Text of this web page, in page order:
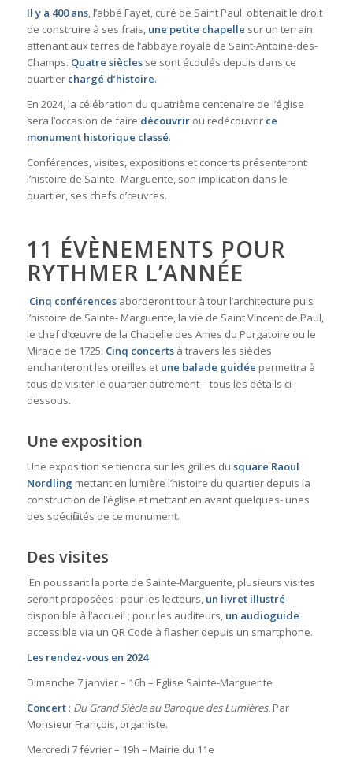
Il y a 400 ans, l’abbé Fayet, curé de Saint Paul, obtenait le droit
de construire à ses frais, une petite chapelle sur un terrain
attenant aux terres de l’abbaye royale de Saint-Antoine-des-
Champs. Quatre siècles se sont écoulés depuis dans ce
quartier chargé d’histoire.
En 2024, la célébration du quatrième centenaire de l’église
sera l’occasion de faire découvrir ou redécouvrir ce
monument historique classé.
Conférences, visites, expositions et concerts présenteront
l’histoire de Sainte- Marguerite, son implication dans le
quartier, ses chefs d’œuvres.
11 ÉVÈNEMENTS POUR
RYTHMER L’ANNÉE
Cinq conférences aborderont tour à tour l’architecture puis
l’histoire de Sainte- Marguerite, la vie de Saint Vincent de Paul,
le chef d’œuvre de la Chapelle des Ames du Purgatoire ou le
Miracle de 1725. Cinq concerts à travers les siècles
enchanteront les oreilles et une balade guidée permettra à
tous de visiter le quartier autrement – tous les détails ci-
dessous.
Une exposition
Une exposition se tiendra sur les grilles du square Raoul
Nordling mettant en lumière l’histoire du quartier depuis la
construction de l’église et mettant en avant quelques- unes
des spécificités de ce monument.
Des visites
En poussant la porte de Sainte-Marguerite, plusieurs visites
seront proposées : pour les lecteurs, un livret illustré
disponible à l’accueil ; pour les auditeurs, un audioguide
accessible via un QR Code à flasher depuis un smartphone.
Les rendez-vous en 2024
Dimanche 7 janvier – 16h – Eglise Sainte-Marguerite
Concert: Du Grand Siècle au Baroque des Lumières.Par
Monsieur François, organiste.
Mercredi 7 février – 19h – Mairie du 11e